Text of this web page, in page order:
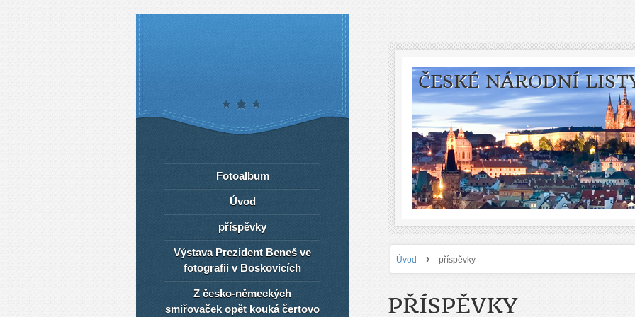
ČESKÉ NÁRODNÍ
Úvod › příspěvky
PŘÍSPĚVKY
Fotoalbum
Úvod
příspěvky
Výstava Prezident Beneš ve
fotografii v Boskovicích
Z česko-německých
smiřovaček opět kouká čertovo